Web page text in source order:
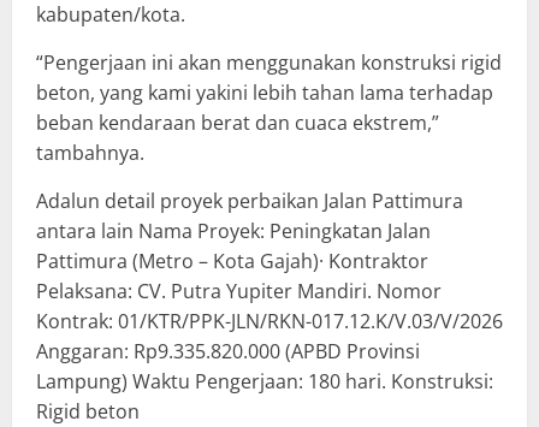
kabupaten/kota.
“Pengerjaan ini akan menggunakan konstruksi rigid
beton, yang kami yakini lebih tahan lama terhadap
beban kendaraan berat dan cuaca ekstrem,”
tambahnya.
Adalun detail proyek perbaikan Jalan Pattimura
antara lain Nama Proyek: Peningkatan Jalan
Pattimura (Metro – Kota Gajah)· Kontraktor
Pelaksana: CV. Putra Yupiter Mandiri. Nomor
Kontrak: 01/KTR/PPK-JLN/RKN-017.12.K/V.03/V/2026
Anggaran: Rp9.335.820.000 (APBD Provinsi
Lampung) Waktu Pengerjaan: 180 hari. Konstruksi:
Rigid beton